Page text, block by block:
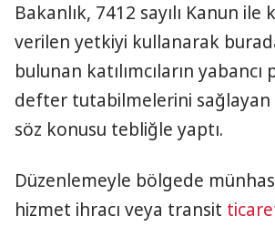
Bakanlık, 7412 sayılı Kanun ile
verilen yetkiyi kullanarak
bulunan katılımcıların
defter tutabilmelerini sağlayan
söz konusu tebliğle yaptı.
Düzenlemeyle bölgede
hizmet ihracı veya transit